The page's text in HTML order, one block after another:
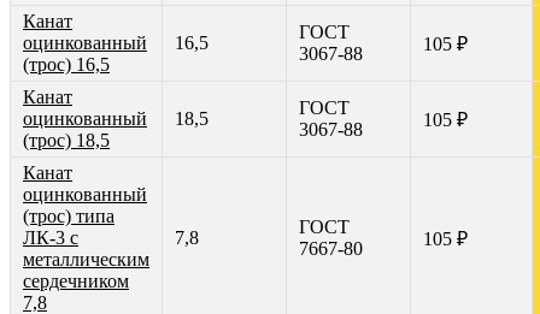
Канат
оцинкованный
(трос) 16,5
16,5
ГОСТ
3067-88
105 ₽
Канат
оцинкованный
(трос) 18,5
18,5
ГОСТ
3067-88
105 ₽
Канат
оцинкованный
(трос) типа
ЛК-3 с
металлическим
сердечником
7,8
7,8
ГОСТ
7667-80
105 ₽